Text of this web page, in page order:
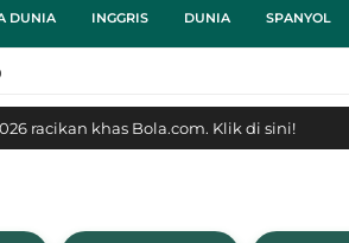
DUNIA INGGRIS DUNIA SPANYOL
racikan khas Bola.com. Klik di sini!